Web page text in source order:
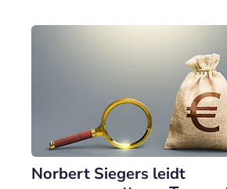
Norbert Siegers leidt